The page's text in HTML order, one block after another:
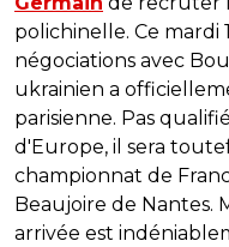
polichinelle. Ce mardi
négociations avec
ukrainien a
parisienne. Pas
d'Europe, il sera
championnat de
Beaujoire de Nantes.
arrivée est